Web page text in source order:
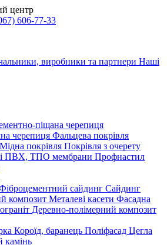
центр
606-77-33
виробники та партнери Наші
піщана черепиця
черепиця Фальцева покрівля
Мідна покрівля Покрівля з очерету
ПВХ, ТПО мембрани Профнастил
сайдинг Сайдинг
композит Металеві касети Фасадна
Деревно-полімерний композит
Короїд, баранець Поліфасад Цегла
камінь